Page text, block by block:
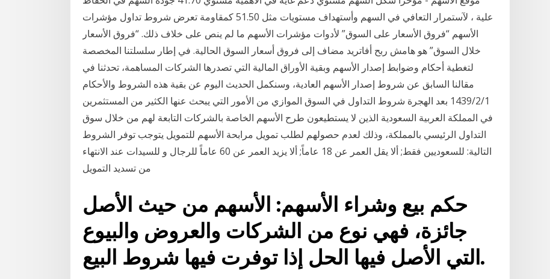
علية ، لآستمرار التعافي في السهم وأستهداف مستويات مثل 51.50 كمقاومة تعرض شروط تداول مؤشرات
الأسهم “فروق الأسعار على السوق” لأدوات مؤشرات الأسهم ما لم ينص على خلاف ذلك. “فروق الأسعار
خلال السوق” هو هامش ربح أفاتريد مضاف إلى فروق أسعار السوق الحالية. في إطار سلسلتنا المخصصة
لتغطية أحكام وضوابط إصدار الأسهم وبقية الأوراق المالية التي تصدرها الشركات المساهمة، تحدثنا في
مقالنا السابق عن شروط إصدار الأسهم العادية، وسنكمل الحديث اليوم عن بقية هذه الشروط والأحكام
1‏‏/2‏‏/1439 بعد الهجرة شروط التداول في السوق الموازي من الأمور التي يبحث عنها الكثير من المستثمرين
في المملكة العربية السعودية الذين لا يستطيعون طرح الأسهم الخاصة بالشركات التابعة لهم من خلال سوق
التداول الرئيسي بالمملكة، وذلك لعدم حصولهم لطلب تمويل مرابحة الأسهم للتمويل يتوجب توفر الشروط
التالية: للسعوديين فقط; ألا يقل العمر عن 18 عاماً; ألا يزيد العمر عن 60 عاماً للرجال و للسيدات عند الانتهاء
من تسديد التمويل
حكم بيع وشراء الأسهم: الأسهم من حيث الأصل
جائزة، فهي نوع من الشركات والعروض والبيوع
التي الأصل فيها الحل إذا توفرت فيها شروط البيع.